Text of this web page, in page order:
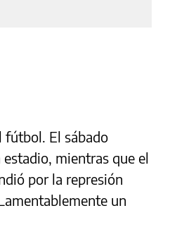
fútbol. El sábado
estadio, mientras que el
por la represión
un